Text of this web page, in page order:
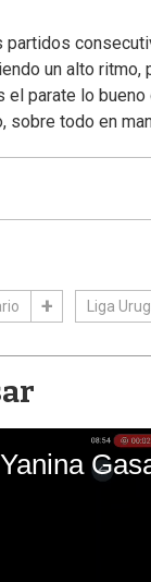
un alto
el parate lo
sobre todo en
Liga